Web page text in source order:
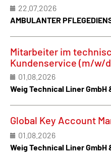
22.07.2026
AMBULANTER
Mitarbeiter im
Kundenservice (m/w/
01.08.2026
Weig Technical Liner GmbH
Global Key Account
01.08.2026
Weig Technical Liner GmbH